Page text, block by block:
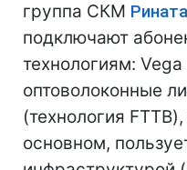
группа СКМ
подключают
технологиям:
оптоволоконные
(технология
основном,